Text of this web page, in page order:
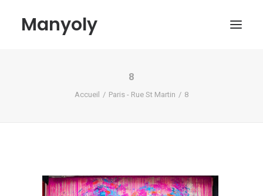
Manyoly
Contact
8
Accueil Paris - Rue St Martin 8